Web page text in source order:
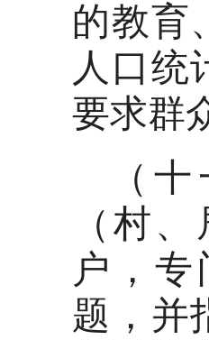
的教育
人口统
要求群
（
（村
户，
题，并